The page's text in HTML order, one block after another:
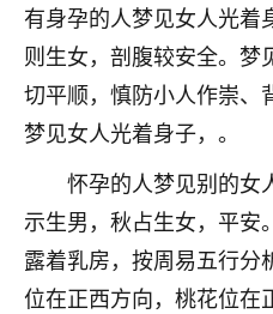
有身孕的人梦见女人光着
则生女，剖腹较安全。梦
切平顺，慎防小人作崇、
梦见女人光着身子，。
怀孕的人梦见别的女
示生男，秋占生女，平安
露着乳房，按周易五行分
位在正西方向，桃花位在
鹿森：是的，其实
触，首先就是心态
不由人！
1天前 来自四川
金白水清
我也想找老师看看，
鹿森：慧来老师微